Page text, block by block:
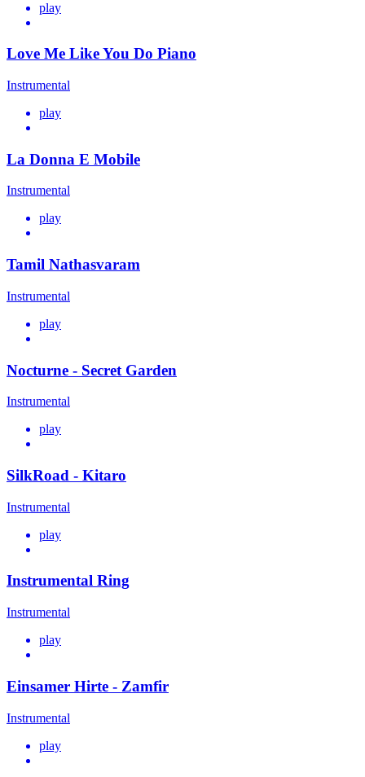
play
Love Me Like You Do Piano
Instrumental
play
La Donna E Mobile
Instrumental
play
Tamil Nathasvaram
Instrumental
play
Nocturne - Secret Garden
Instrumental
play
SilkRoad - Kitaro
Instrumental
play
Instrumental Ring
Instrumental
play
Einsamer Hirte - Zamfir
Instrumental
play